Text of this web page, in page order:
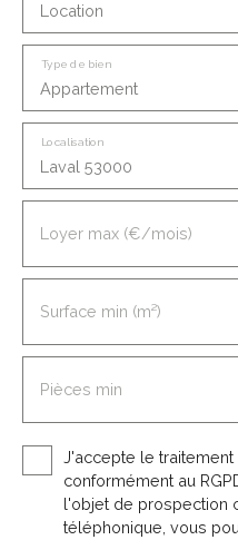
Location
Appartement
Type de bien
Laval 53000
Localisation
Loyer max (€/mois)
Surface min (m²)
Pièces min
J'accepte le
conformément au
l'objet de prospection
téléphonique, vous